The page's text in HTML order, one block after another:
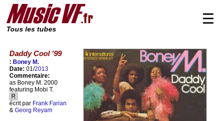
Tous les tubes
☰
Daddy Cool '99
: Boney M.
Date: 01/2013
Commentaire:
as Boney M. 2000
featuring Mobi T.
R
écrit par Frank Farian
& Georg Reyam